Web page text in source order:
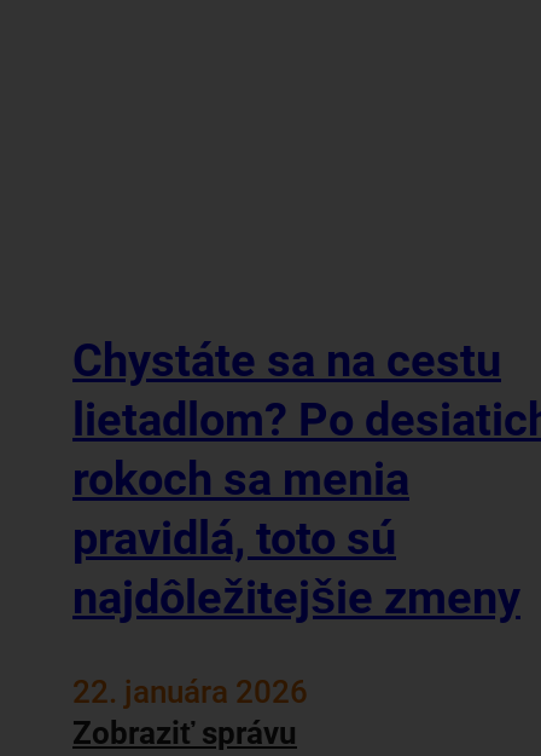
Chystáte sa na cestu
lietadlom? Po
rokoch sa menia
pravidlá, toto sú
najdôležitejšie zmeny
22. januára 2026
Zobraziť správu